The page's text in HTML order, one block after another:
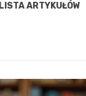
LISTA ARTYKUŁÓW